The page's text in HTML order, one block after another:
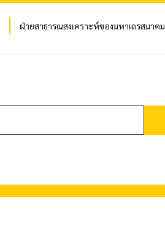
ฝ่ายสาธารณสงเคราะห์ของมหาเถรสมาคม